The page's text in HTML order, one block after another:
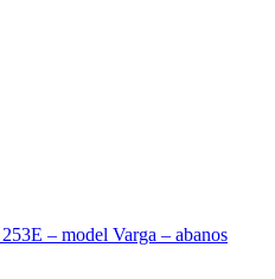
– model Varga – abanos